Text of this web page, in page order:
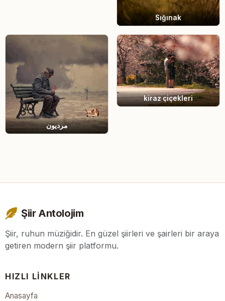
Sığınak
مردیون
kiraz çiçekleri
Şiir Antolojim
Şiir, ruhun müziğidir. En güzel şiirleri ve şairleri bir araya
getiren modern şiir platformu.
HIZLI LINKLER
Anasayfa